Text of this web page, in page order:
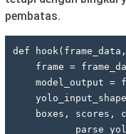
pembatas.
def